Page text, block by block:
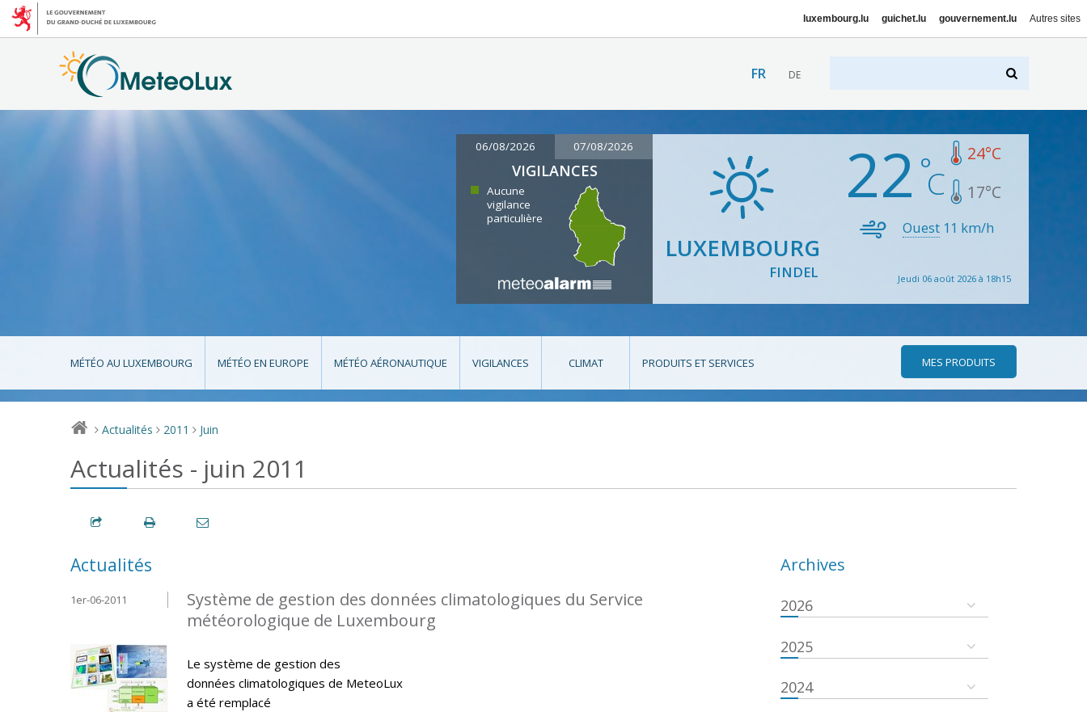
luxembourg.lu guichet.lu gouvernement.lu Autres sites
FR DE
06/08/2026 07/08/2026
VIGILANCES
Aucune
vigilance
particulière
LUXEMBOURG
FINDEL
22 24°C
17°C
Ouest 11 km/h
Jeudi 06 août 2026 à 18h15
MÉTÉO AU LUXEMBOURG MÉTÉO EN EUROPE MÉTÉO AÉRONAUTIQUE VIGILANCES CLIMAT PRODUITS ET SERVICES MES PRODUITS
> Actualités > 2011 > Juin
Actualités - juin 2011
Actualités
Système de gestion des données climatologiques du Service
météorologique de Luxembourg
1er-06-2011
Le système de gestion des
données climatologiques de MeteoLux
a été remplacé
Archives
2026
2025
2024